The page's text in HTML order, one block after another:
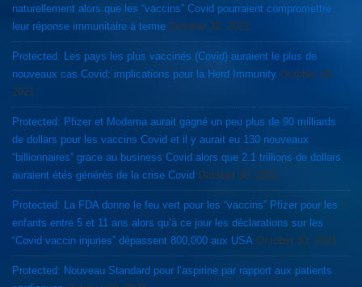
naturellement alors que les “vaccins” Covid pourraient compromettre
leur réponse immunitaire à terme October 30, 2021
Protected: Les pays les plus vaccinés (Covid) auraient le plus de
nouveaux cas Covid: implications pour la Herd Immunity October 30,
2021
Protected: Pfizer et Moderna aurait gagné un peu plus de 90 milliards
de dollars pour les vaccins Covid et il y aurait eu 130 nouveaux
“billionnaires” grace au business Covid alors que 2.1 trillions de dollars
auraient étés générés de la crise Covid October 30, 2021
Protected: La FDA donne le feu vert pour les “vaccins” Pfizer pour les
enfants entre 5 et 11 ans alors qu’à ce jour les déclarations sur les
“Covid vaccin injuries” dépassent 800,000 aux USA October 30, 2021
Protected: Nouveau Standard pour l’aspirine par rapport aux patients